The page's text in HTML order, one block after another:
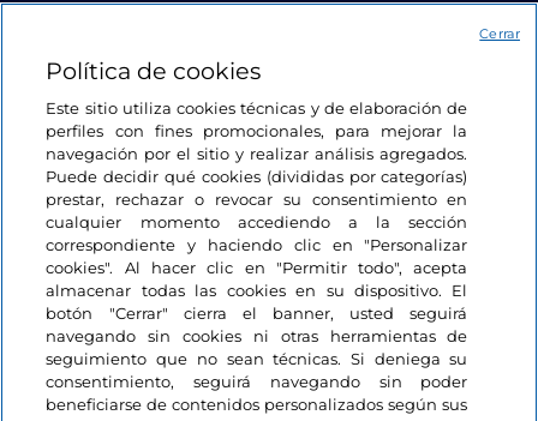
Estamos en contacto
Política de cookies
Este sitio utiliza cookies técnicas y de elaboración de
perfiles con fines promocionales, para mejorar la
navegación por el sitio y realizar análisis agregados.
Puede decidir qué cookies (divididas por categorías)
prestar, rechazar o revocar su consentimiento en
cualquier momento accediendo a la sección
correspondiente y haciendo clic en "Personalizar
cookies". Al hacer clic en "Permitir todo", acepta
almacenar todas las cookies en su dispositivo. El
botón "Cerrar" cierra el banner, usted seguirá
navegando sin cookies ni otras herramientas de
seguimiento que no sean técnicas. Si deniega su
consentimiento, seguirá navegando sin poder
beneficiarse de contenidos personalizados según sus
Cerrar